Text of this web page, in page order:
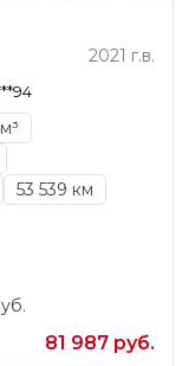
2021 г.в.
53 539 км
81 987 руб.